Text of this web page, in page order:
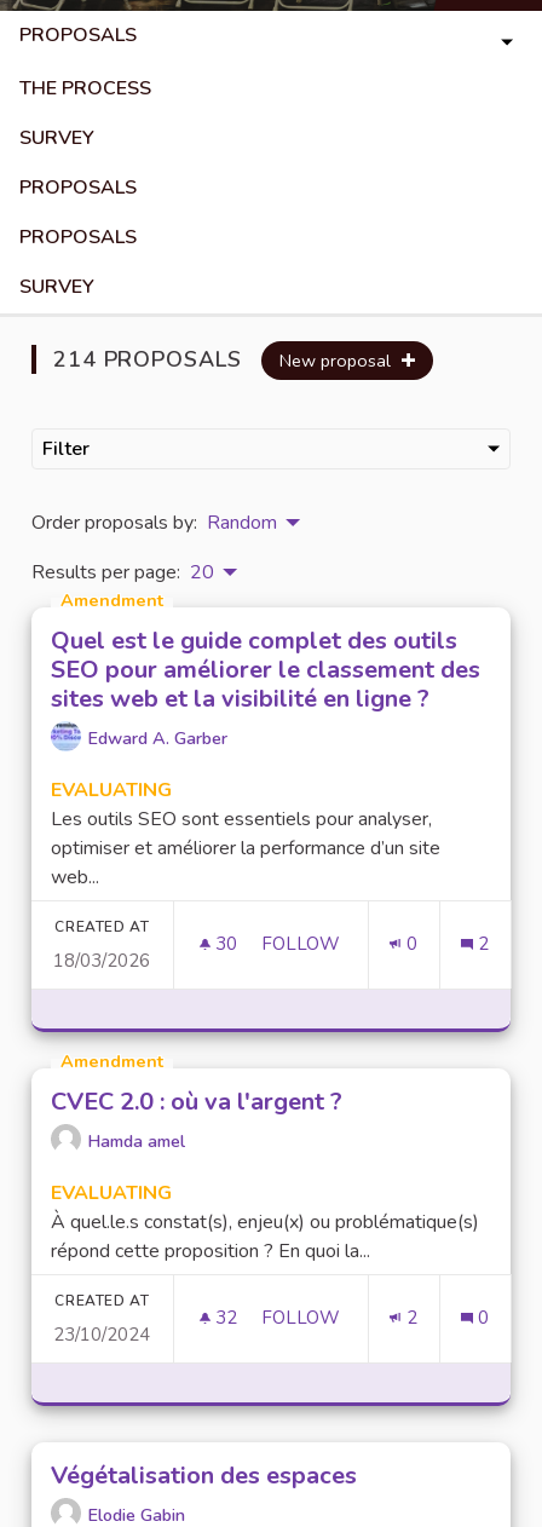
PROPOSALS
THE PROCESS
SURVEY
PROPOSALS
PROPOSALS
SURVEY
214 PROPOSALS New proposal
Filter
Order proposals by: Random
Results per page: 20
Amendment
Quel est le guide complet des outils
SEO pour améliorer le classement des
sites web et la visibilité en ligne ?
Edward A. Garber
EVALUATING
Les outils SEO sont essentiels pour analyser,
optimiser et améliorer la performance d’un site
web...
CREATED AT
18/03/2026
30 30 FOLLOWERS
FOLLOW 0 2
Amendment
CVEC 2.0 : où va l'argent ?
Hamda amel
EVALUATING
À quel.le.s constat(s), enjeu(x) ou problématique(s)
répond cette proposition ? En quoi la...
CREATED AT
23/10/2024
32 32 FOLLOWERS
FOLLOW 2 0
Végétalisation des espaces
Elodie Gabin